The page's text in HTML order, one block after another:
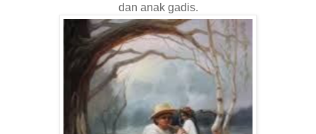
dan anak gadis.